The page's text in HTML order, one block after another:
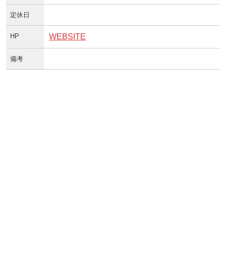
定休日
HP WEBSITE
備考